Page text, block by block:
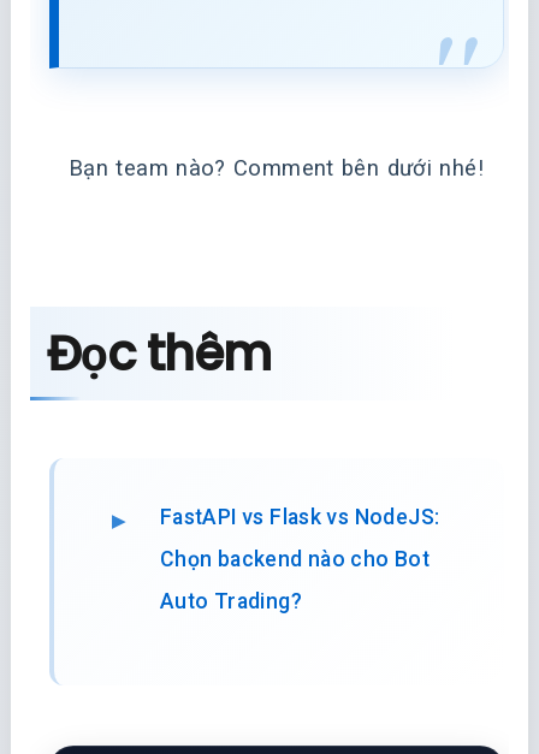
Bạn team nào? Comment bên dưới nhé!
Đọc thêm
FastAPI vs Flask vs NodeJS:
Chọn backend nào cho Bot
Auto Trading?